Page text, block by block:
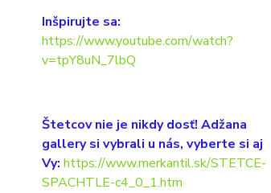
Inšpirujte sa:
https://www.youtube.com/watch?
v=tpY8uN_7lbQ
Štetcov nie je nikdy dosť! Adžana
gallery si vybrali u nás, vyberte si aj
Vy: https://www.merkantil.sk/STETCE-
SPACHTLE-c4_0_1.htm